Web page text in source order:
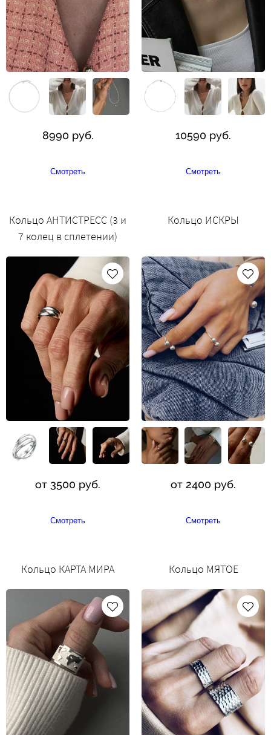
8990 руб.
Смотреть
10590 руб.
Смотреть
Кольцо АНТИСТРЕСС (3 и
7 колец в сплетении)
от 3500 руб.
Смотреть
Кольцо ИСКРЫ
от 2400 руб.
Смотреть
Кольцо КАРТА МИРА Кольцо МЯТОЕ